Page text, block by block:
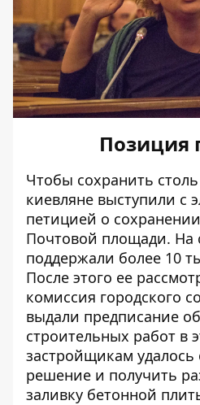
Позиция
Чтобы сохранить
киевляне выступили с
петицией о
Почтовой площади. На
поддержали более 10
После этого ее
комиссия городского
выдали предписание
строительных работ в
застройщикам удалось
решение и получить
заливку бетонной